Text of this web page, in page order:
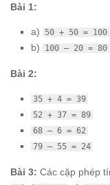
Bài 1:
a) 50 + 50 = 100
b) 100 – 20 = 80
Bài 2:
35 + 4 = 39
52 + 37 = 89
68 – 6 = 62
79 – 55 = 24
Bài 3: Các cặp phép